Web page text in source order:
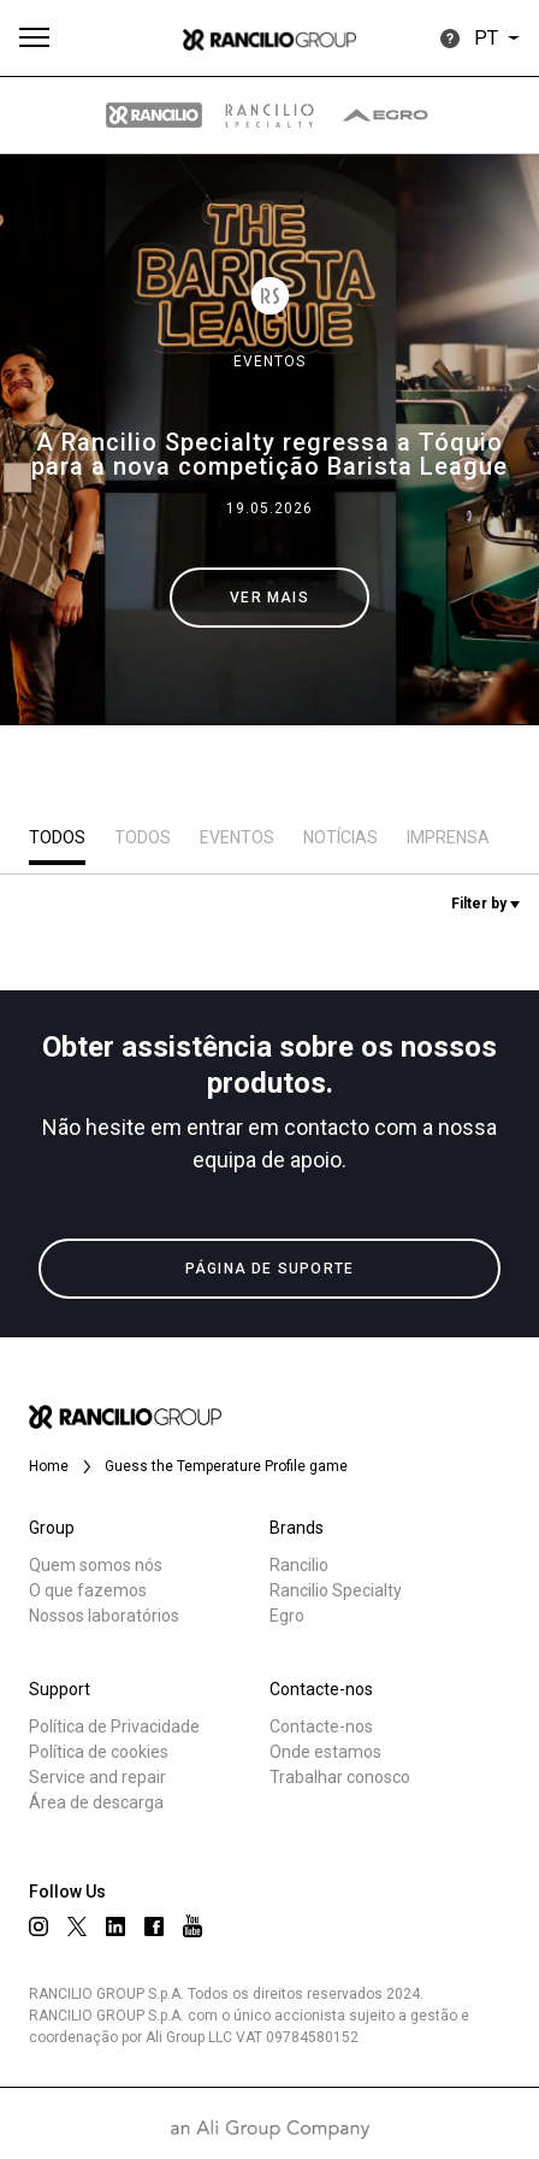
PT
EVENTOS
A Rancilio Specialty regressa a Tóquio
para a nova competição Barista League
19.05.2026
VER MAIS
TODOS TODOS EVENTOS NOTÍCIAS IMPRENSA
Filter by
Obter assistência sobre os nossos
produtos.
Não hesite em entrar em contacto com a nossa
equipa de apoio.
PÁGINA DE SUPORTE
Home Guess the Temperature Profile game
Group
Quem somos nós
O que fazemos
Nossos laboratórios
Brands
Rancilio
Rancilio Specialty
Egro
Support
Política de Privacidade
Política de cookies
Service and repair
Área de descarga
Contacte-nos
Contacte-nos
Onde estamos
Trabalhar conosco
Follow Us
RANCILIO GROUP S.p.A. Todos os direitos reservados 2024.
RANCILIO GROUP S.p.A. com o único accionista sujeito a gestão e
coordenação por Ali Group LLC VAT 09784580152
Produtos
Descarregar
Produtos Notícias
Our brands
Group
Notícias
História
Sustentabilidade
Contacte-nos